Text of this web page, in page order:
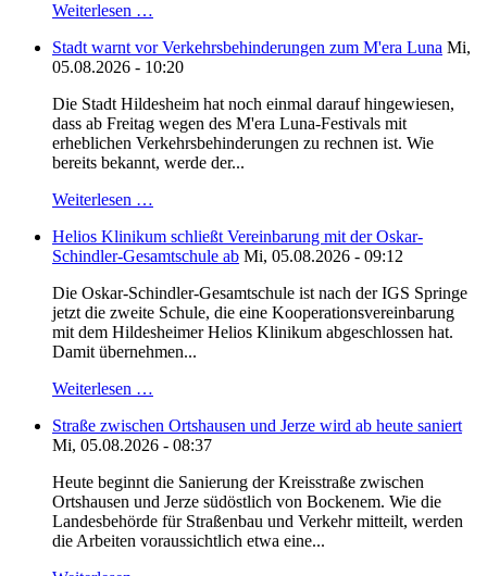
Weiterlesen …
Stadt warnt vor Verkehrsbehinderungen zum M'era Luna Mi,
05.08.2026 - 10:20
Die Stadt Hildesheim hat noch einmal darauf hingewiesen,
dass ab Freitag wegen des M'era Luna-Festivals mit
erheblichen Verkehrsbehinderungen zu rechnen ist. Wie
bereits bekannt, werde der...
Weiterlesen …
Helios Klinikum schließt Vereinbarung mit der Oskar-
Schindler-Gesamtschule ab Mi, 05.08.2026 - 09:12
Die Oskar-Schindler-Gesamtschule ist nach der IGS Springe
jetzt die zweite Schule, die eine Kooperationsvereinbarung
mit dem Hildesheimer Helios Klinikum abgeschlossen hat.
Damit übernehmen...
Weiterlesen …
Straße zwischen Ortshausen und Jerze wird ab heute saniert
Mi, 05.08.2026 - 08:37
Heute beginnt die Sanierung der Kreisstraße zwischen
Ortshausen und Jerze südöstlich von Bockenem. Wie die
Landesbehörde für Straßenbau und Verkehr mitteilt, werden
die Arbeiten voraussichtlich etwa eine...